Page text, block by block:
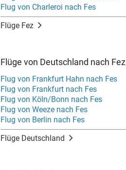
Flug von Charleroi nach Fes
Flüge Fez
Flüge von Deutschland nach Fez
Flug von Frankfurt Hahn nach Fes
Flug von Frankfurt nach Fes
Flug von Köln/Bonn nach Fes
Flug von Weeze nach Fes
Flug von Berlin nach Fes
Flüge Deutschland